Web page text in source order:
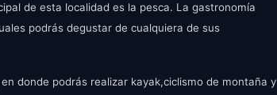
de esta localidad es la pesca. La gastronomía
podrás degustar de cualquiera de sus
donde podrás realizar kayak,ciclismo de montaña y